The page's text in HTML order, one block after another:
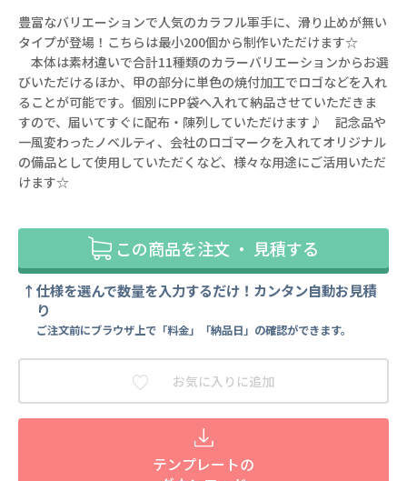
豊富なバリエーションで人気のカラフル軍手に、滑り止めが無い
タイプが登場！こちらは最小200個から制作いただけます☆
本体は素材違いで合計11種類のカラーバリエーションからお選
びいただけるほか、甲の部分に単色の焼付加工でロゴなどを入れ
ることが可能です。個別にPP袋へ入れて納品させていただきま
すので、届いてすぐに配布・陳列していただけます♪ 記念品や
一風変わったノベルティ、会社のロゴマークを入れてオリジナル
の備品として使用していただくなど、様々な用途にご活用いただ
けます☆
この商品を注文 ・ 見積する
仕様を選んで数量を入力するだけ！カンタン自動お見積
り
ご注文前にブラウザ上で「料金」「納品日」の確認ができます。
お気に入りに追加
テンプレートの